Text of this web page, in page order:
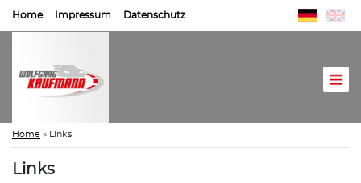
Home Impressum Datenschutz
Home » Links
Links